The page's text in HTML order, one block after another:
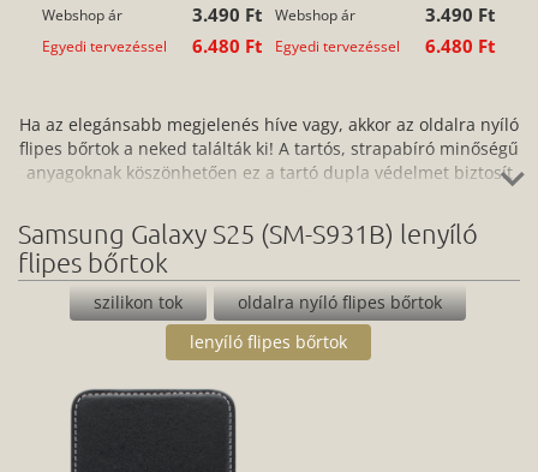
Webshop ár 3.490 Ft
Egyedi tervezéssel 6.480 Ft
Webshop ár 3.490 Ft
Egyedi tervezéssel 6.480 Ft
Ha az elegánsabb megjelenés híve vagy, akkor az oldalra nyíló
flipes bőrtok a neked találták ki! A tartós, strapabíró minőségű
anyagoknak köszönhetően ez a tartó dupla védelmet biztosít
könnyen hozzáférsz az eszköz portjaihoz és kezelőpaneljéhez
is. A könnyen felhelyezhető és ugyanilyen egyszerűen
eltávolítható flipes bőr telefontok egyszerre praktikus és jól is
néz ki: vásárold meg webshopunkban most, vagy tervezz
egyedi megjelenést hozzá!
Samsung Galaxy S25 (SM-S931B) lenyíló
flipes bőrtok
szilikon tok
oldalra nyíló flipes bőrtok
lenyíló flipes bőrtok